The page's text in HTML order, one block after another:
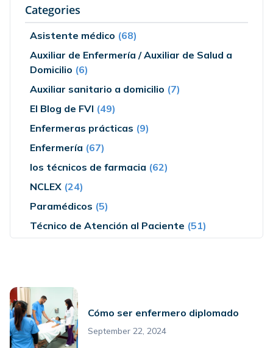
Categories
Asistente médico (68)
Auxiliar de Enfermería / Auxiliar de Salud a
Domicilio (6)
Auxiliar sanitario a domicilio (7)
El Blog de FVI (49)
Enfermeras prácticas (9)
Enfermería (67)
los técnicos de farmacia (62)
NCLEX (24)
Paramédicos (5)
Técnico de Atención al Paciente (51)
Cómo ser enfermero diplomado
September 22, 2024